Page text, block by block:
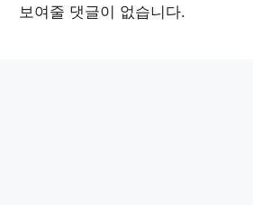
보여줄 댓글이 없습니다.